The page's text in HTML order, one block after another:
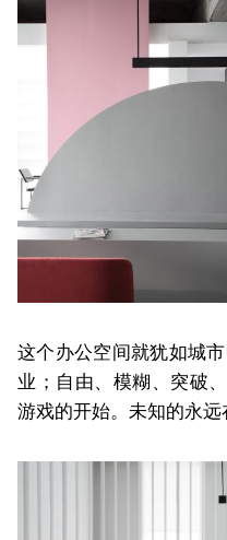
这个办公空间就犹如城
业；自由、模糊、突破
游戏的开始。未知的永远